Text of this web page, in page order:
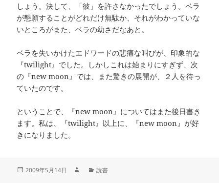
しょう。決して、「彼」を許さなかったでしょう。ベラ
が懇願することがどれだけ無駄か、それがわかっていな
いところがまた、ベラの幼さだなあと。
ベラを失いかけたエドワードの悲痛な叫びが、印象的な
『twilight』でした。しかしこれは始まりにすぎず、次
の『new moon』では、また驚きの展開が、２人を待っ
ていたのです。
ということで、『new moon』についてはまた後日書き
ます。私は、『twilight』以上に、『new moon』が好
きになりました。
2009年5月14日 読書